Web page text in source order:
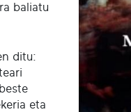
baliatu
ditu:
eta